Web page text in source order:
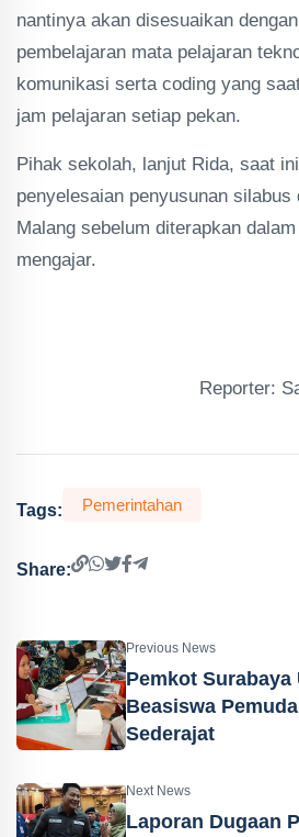
nantinya akan disesuaikan
pembelajaran mata pelajaran
komunikasi serta coding yang
jam pelajaran setiap pekan.
Pihak sekolah, lanjut Rida, saat
penyelesaian penyusunan
Malang sebelum diterapkan
mengajar.
Reporter:
Tags: Pemerintahan
Share:
Previous News
Pemkot Surabaya
Beasiswa
Sederajat
Next News
Laporan Dugaan